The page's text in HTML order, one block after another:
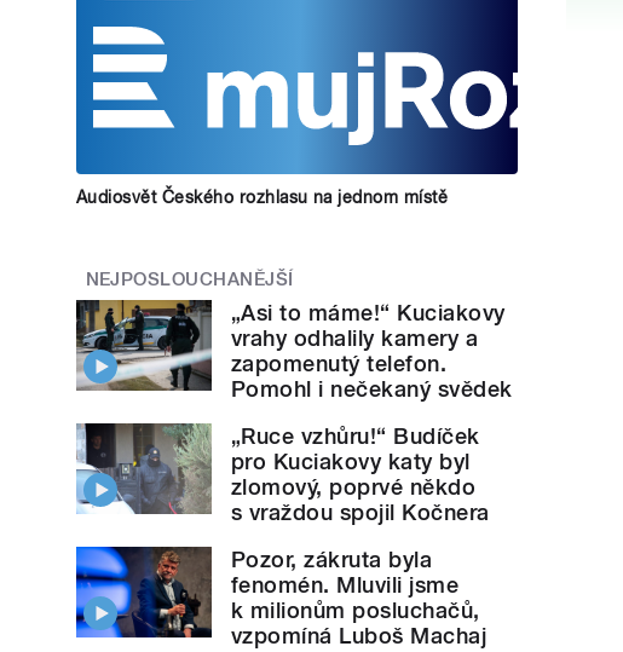
Audiosvět Českého rozhlasu na jednom místě
NEJPOSLOUCHANĚJŠÍ
„Asi to máme!“ Kuciakovy
vrahy odhalily kamery a
zapomenutý telefon.
Pomohl i nečekaný svědek
„Ruce vzhůru!“ Budíček
pro Kuciakovy katy byl
zlomový, poprvé někdo
s vraždou spojil Kočnera
Pozor, zákruta byla
fenomén. Mluvili jsme
k milionům posluchačů,
vzpomíná Luboš Machaj